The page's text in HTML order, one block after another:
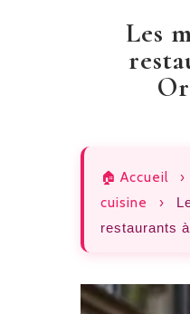
Les
🏠 Accueil ›
cuisine
›
restaurants